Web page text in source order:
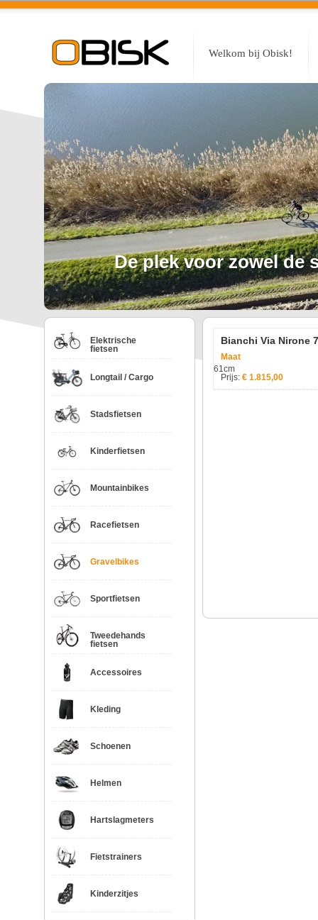
Welkom bij Obisk!
De plek voor zowel de
Elektrische
fietsen
Longtail / Cargo
Stadsfietsen
Kinderfietsen
Mountainbikes
Racefietsen
Gravelbikes
Sportfietsen
Tweedehands
fietsen
Accessoires
Kleding
Schoenen
Helmen
Hartslagmeters
Fietstrainers
Kinderzitjes
Bianchi Via Nirone
Maat
61cm
Prijs: € 1.815,00